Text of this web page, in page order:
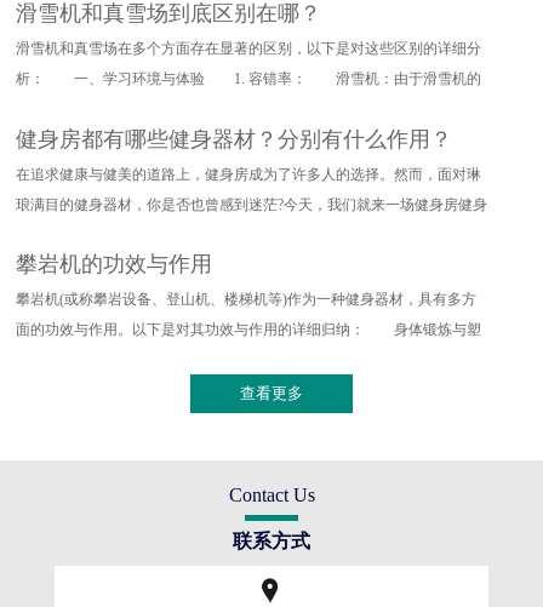
滑雪机和真雪场到底区别在哪？
雪机和真雪场在多个方面存在显著的区别，以下是对这些区别的详细分
析： 一、学习环境与体验 1. 容错率： 滑雪机：由于滑雪机的
健身房都有哪些健身器材？分别有什么作用？
追求健康与健美的道路上，健身房成为了许多人的选择。然而，面对琳
琅满目的健身器材，你是否也曾感到迷茫?今天，我们就来一场健身房健身
攀岩机的功效与作用
岩机(或称攀岩设备、登山机、楼梯机等)作为一种健身器材，具有多方
面的功效与作用。以下是对其功效与作用的详细归纳： 身体锻炼与塑
查看更多
Contact Us
联系方式